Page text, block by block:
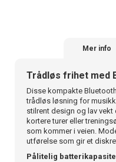
Mer info
Trådløs frihet med
Disse kompakte
trådløs løsning for
stilrent design og lav
kortere turer eller
som kommer i veien.
utførelse som gir et
Pålitelig